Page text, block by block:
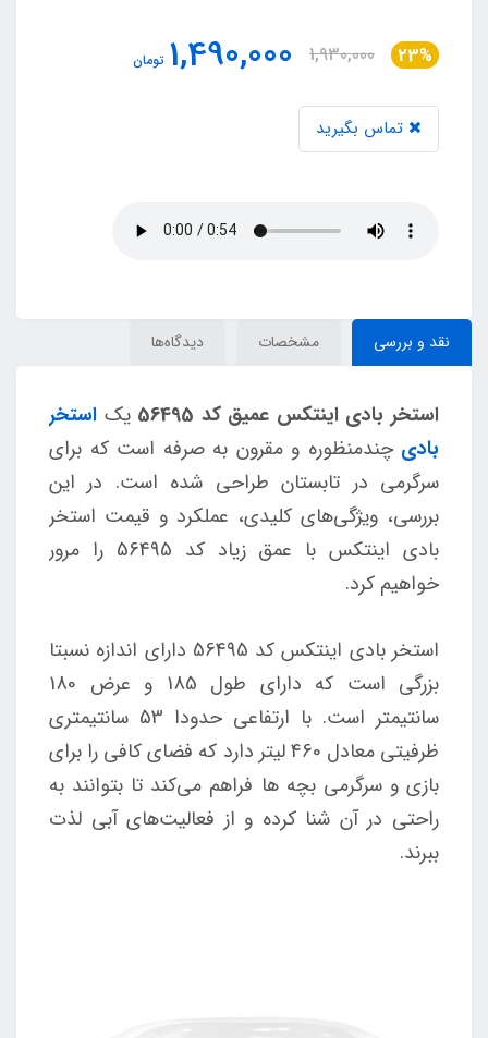
23%
1,930,000
1,490,000 تومان
تماس بگیرید
نقد و بررسی مشخصات دیدگاه‌ها
استخر بادی اینتکس عمیق کد 56495 یک استخر
بادی چندمنظوره و مقرون به صرفه است که برای
سرگرمی در تابستان طراحی شده است. در این
بررسی، ویژگی‌های کلیدی، عملکرد و قیمت استخر
بادی اینتکس با عمق زیاد کد 56495 را مرور
خواهیم کرد.
استخر بادی اینتکس کد 56495 دارای اندازه نسبتا
بزرگی است که دارای طول 185 و عرض 180
سانتیمتر است. با ارتفاعی حدودا 53 سانتیمتری
ظرفیتی معادل 460 لیتر دارد که فضای کافی را برای
بازی و سرگرمی بچه ها فراهم می‌کند تا بتوانند به
راحتی در آن شنا کرده و از فعالیت‌های آبی لذت
ببرند.